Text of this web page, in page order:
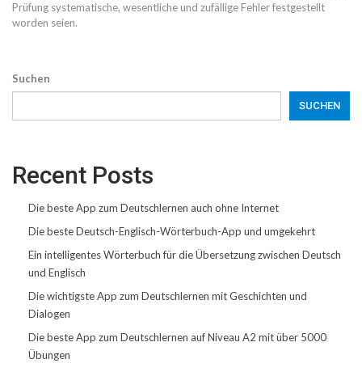
Prüfung systematische, wesentliche und zufällige Fehler festgestellt
worden seien.
Suchen
SUCHEN
Recent Posts
Die beste App zum Deutschlernen auch ohne Internet
Die beste Deutsch-Englisch-Wörterbuch-App und umgekehrt
Ein intelligentes Wörterbuch für die Übersetzung zwischen Deutsch
und Englisch
Die wichtigste App zum Deutschlernen mit Geschichten und
Dialogen
Die beste App zum Deutschlernen auf Niveau A2 mit über 5000
Übungen